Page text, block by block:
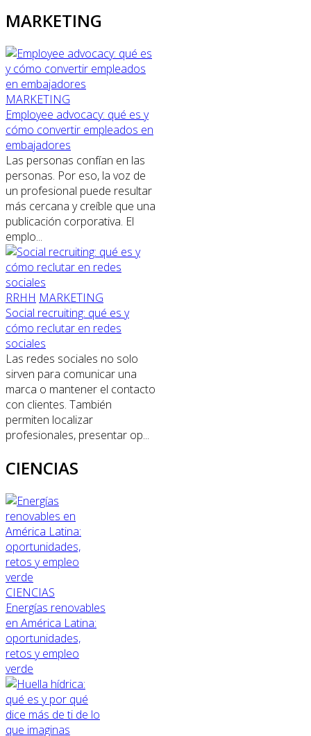
MARKETING
MARKETING
Employee advocacy: qué es y
cómo convertir empleados en
embajadores
Las personas confían en las
personas. Por eso, la voz de
un profesional puede resultar
más cercana y creíble que una
publicación corporativa. El
emplo...
RRHH MARKETING
Social recruiting: qué es y
cómo reclutar en redes
sociales
Las redes sociales no solo
sirven para comunicar una
marca o mantener el contacto
con clientes. También
permiten localizar
profesionales, presentar op...
CIENCIAS
CIENCIAS
Energías renovables
en América Latina:
oportunidades,
retos y empleo
verde